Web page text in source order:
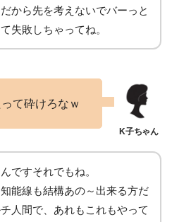
から先を考えないでバーっと
失敗しちゃってね。
て砕けろなｗ
ですそれでもね。
能線も結構あの～出来る方だ
人間で、あれもこれもやって